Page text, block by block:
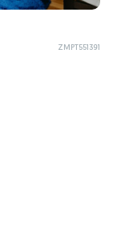
ZMPT551391